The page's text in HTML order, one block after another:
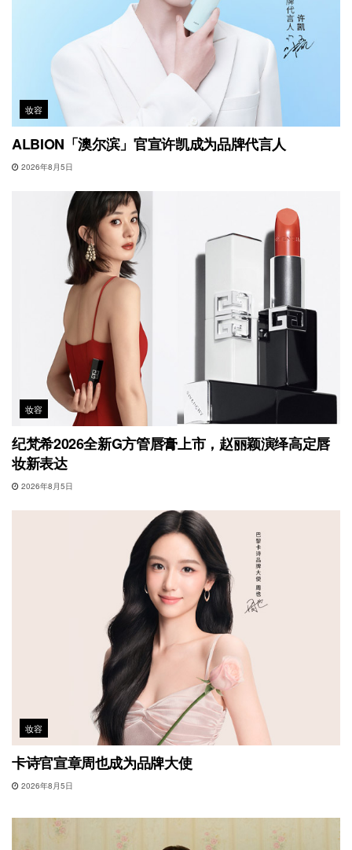
妆容
ALBION「澳尔滨」官宣许凯成为品牌代言人
2026年8月5日
妆容
纪梵希2026全新G方管唇膏上市，赵丽颖演绎高定唇
妆新表达
2026年8月5日
妆容
卡诗官宣章周也成为品牌大使
2026年8月5日